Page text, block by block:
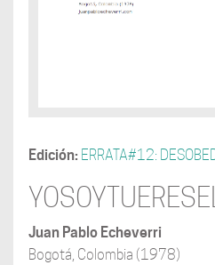
Edición: ERRATA#12:
Juan Pablo Echeverri
Bogotá, Colombia (1978)